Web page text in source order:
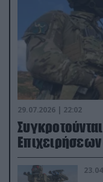
29.07.2026 | 22:02